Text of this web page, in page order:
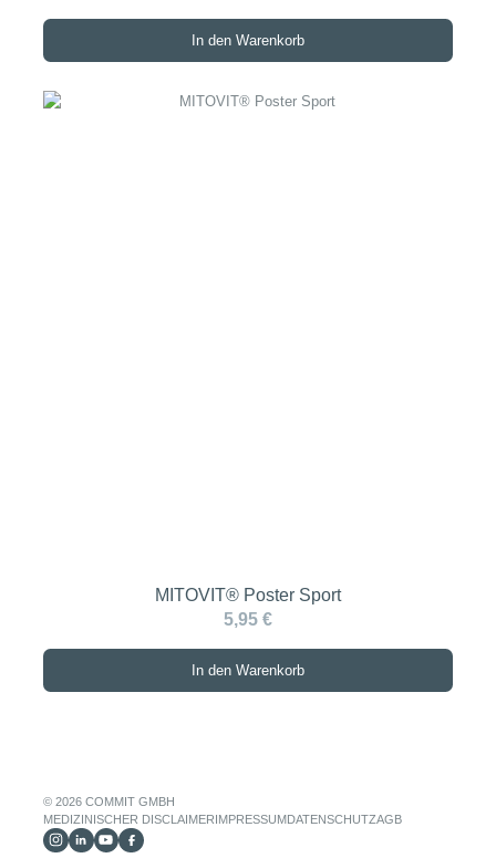
In den Warenkorb
MITOVIT® Poster Sport
5,95 €
In den Warenkorb
© 2026 COMMIT GMBH
MEDIZINISCHER DISCLAIMERIMPRESSUMDATENSCHUTZAGB